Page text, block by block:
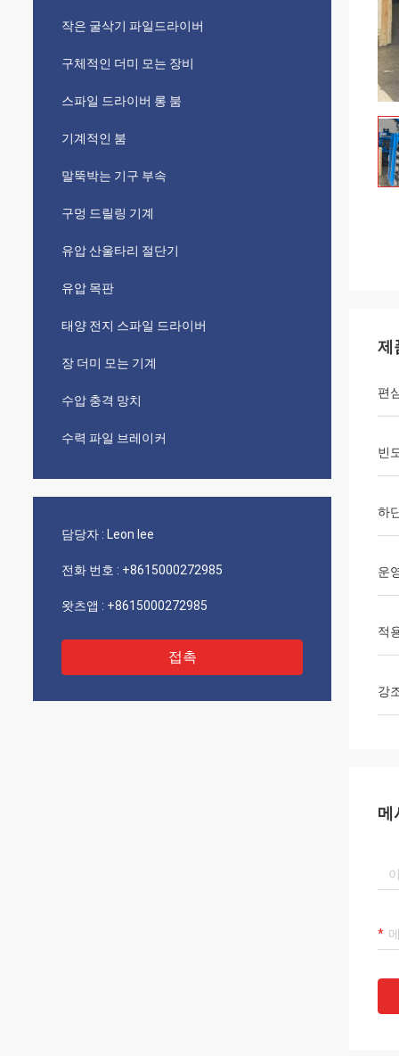
작은 굴삭기 파일드라이버
구체적인 더미 모는 장비
스파일 드라이버 롱 붐
기계적인 붐
말뚝박는 기구 부속
구멍 드릴링 기계
유압 산울타리 절단기
유압 목판
태양 전지 스파일 드라이버
장 더미 모는 기계
수압 충격 망치
수력 파일 브레이커
담당자 : Leon lee
전화 번호 : +8615000272985
왓츠앱 : +8615000272985
접촉
제
편
빈
하
운
적
강
메